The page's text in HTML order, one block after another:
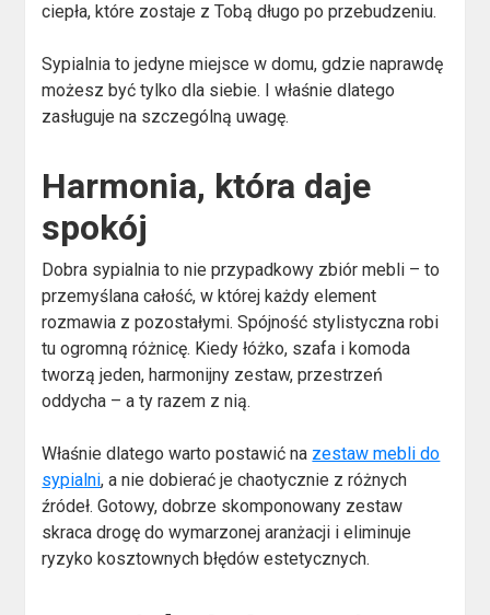
ciepła, które zostaje z Tobą długo po przebudzeniu.
Sypialnia to jedyne miejsce w domu, gdzie naprawdę
możesz być tylko dla siebie. I właśnie dlatego
zasługuje na szczególną uwagę.
Harmonia, która daje
spokój
Dobra sypialnia to nie przypadkowy zbiór mebli – to
przemyślana całość, w której każdy element
rozmawia z pozostałymi. Spójność stylistyczna robi
tu ogromną różnicę. Kiedy łóżko, szafa i komoda
tworzą jeden, harmonijny zestaw, przestrzeń
oddycha – a ty razem z nią.
Właśnie dlatego warto postawić na zestaw mebli do
sypialni, a nie dobierać je chaotycznie z różnych
źródeł. Gotowy, dobrze skomponowany zestaw
skraca drogę do wymarzonej aranżacji i eliminuje
ryzyko kosztownych błędów estetycznych.